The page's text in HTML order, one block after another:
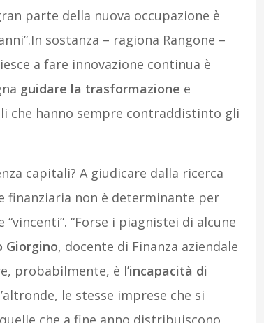
parte della nuova occupazione è
sostanza – ragiona Rangone –
a fare innovazione continua è
guidare la trasformazione e
che hanno sempre contraddistinto gli
capitali? A giudicare dalla ricerca
finanziaria non è determinante per
“Forse i piagnistei di alcune
Giorgino, docente di Finanza aziendale
probabilmente, è l’incapacità di
le stesse imprese che si
che a fine anno distribuiscono